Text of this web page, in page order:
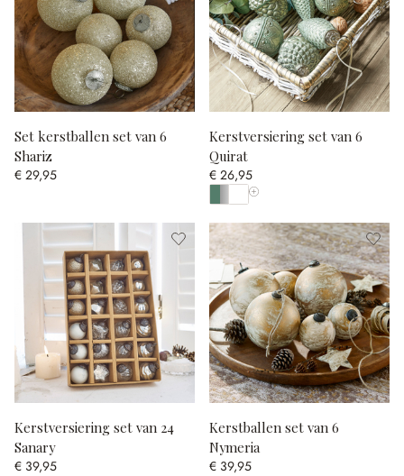
Set kerstballen set van 6
Shariz
€ 29,95
Kerstversiering set van 6
Quirat
€ 26,95
Toon alle kleuren
Kerstversiering set van 24
Sanary
€ 39,95
Kerstballen set van 6
Nymeria
€ 39,95